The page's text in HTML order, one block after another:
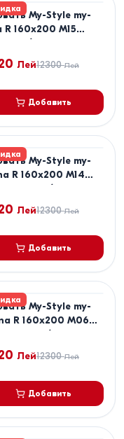
My-Style my-
R 160x200 M15
Лей12300 Лей
Добавить
My-Style my-
R 160x200 M14
Лей12300 Лей
Добавить
My-Style my-
R 160x200 M06
Лей12300 Лей
Добавить